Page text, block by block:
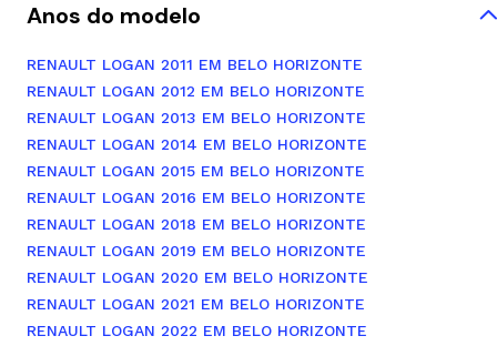
Anos do modelo
RENAULT LOGAN 2011 EM BELO HORIZONTE
RENAULT LOGAN 2012 EM BELO HORIZONTE
RENAULT LOGAN 2013 EM BELO HORIZONTE
RENAULT LOGAN 2014 EM BELO HORIZONTE
RENAULT LOGAN 2015 EM BELO HORIZONTE
RENAULT LOGAN 2016 EM BELO HORIZONTE
RENAULT LOGAN 2018 EM BELO HORIZONTE
RENAULT LOGAN 2019 EM BELO HORIZONTE
RENAULT LOGAN 2020 EM BELO HORIZONTE
RENAULT LOGAN 2021 EM BELO HORIZONTE
RENAULT LOGAN 2022 EM BELO HORIZONTE